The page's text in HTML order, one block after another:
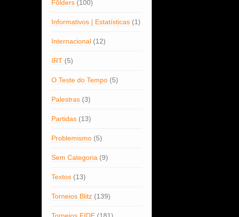
Fôlders(100)
Informativos | Estatísticas(1)
Internacional(12)
IRT(5)
O Teste do Tempo(5)
Palestras(3)
Partidas(13)
Problemismo(5)
Sem Categoria(9)
Textos(13)
Torneios Blitz(139)